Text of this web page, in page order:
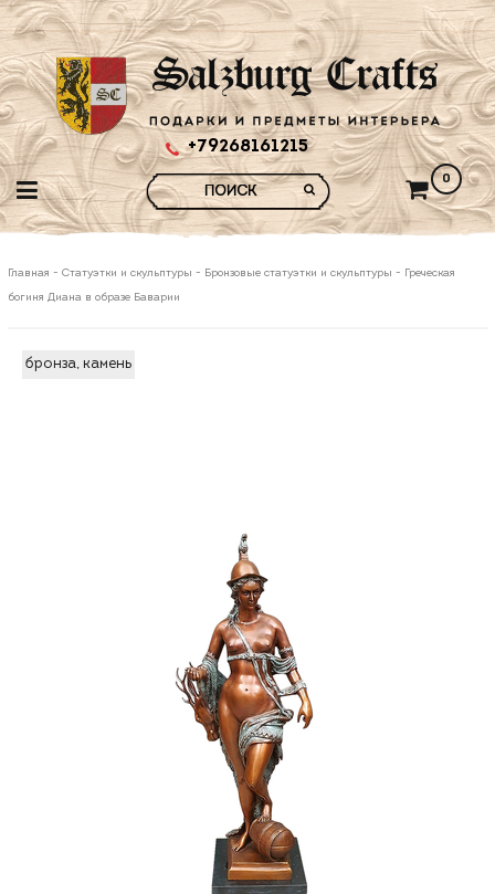
+79268161215
0
Главная - Статуэтки и скульптуры - Бронзовые статуэтки и скульптуры - Греческая
богиня Диана в образе Баварии
бронза, камень